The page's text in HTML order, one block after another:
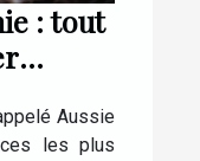
: tout
Aussie
les plus